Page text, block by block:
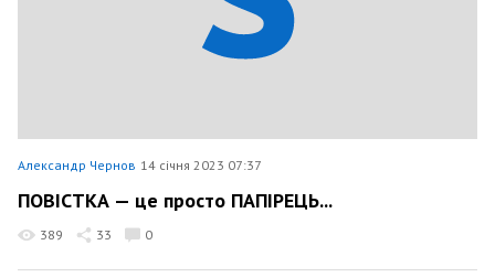
Александр Чернов 14 січня 2023 07:37
ПОВІСТКА — це просто ПАПІРЕЦЬ...
389 33 0